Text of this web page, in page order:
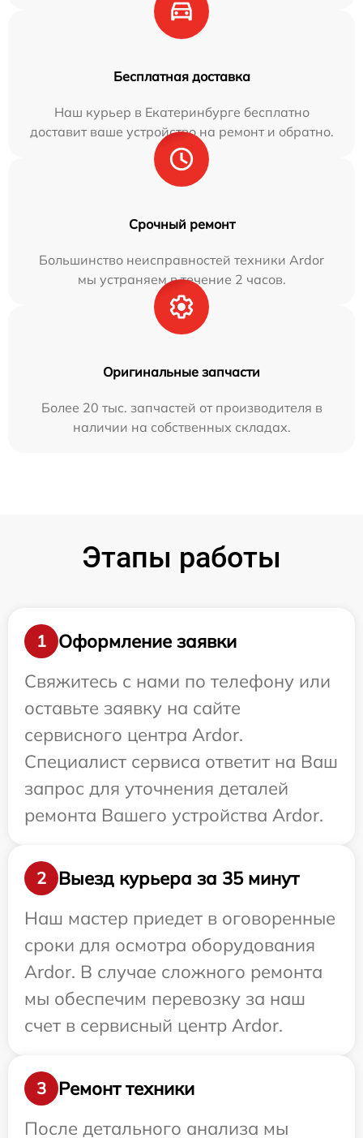
Бесплатная доставка
Наш курьер в Екатеринбурге бесплатно
доставит ваше устройство на ремонт и обратно.
Срочный ремонт
Большинство неисправностей техники Ardor
мы устраняем в течение 2 часов.
Оригинальные запчасти
Более 20 тыс. запчастей от производителя в
наличии на собственных складах.
Этапы работы
1
Оформление заявки
Свяжитесь с нами по телефону или
оставьте заявку на сайте
сервисного центра Ardor.
Специалист сервиса ответит на Ваш
запрос для уточнения деталей
ремонта Вашего устройства Ardor.
2
Выезд курьера за 35 минут
Наш мастер приедет в оговоренные
сроки для осмотра оборудования
Ardor. В случае сложного ремонта
мы обеспечим перевозку за наш
счет в сервисный центр Ardor.
3
Ремонт техники
После детального анализа мы